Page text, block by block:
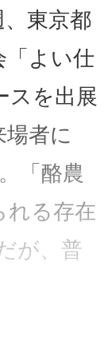
東京都
「よい仕
スを出展
者に
「酪農
れる存在
が、普